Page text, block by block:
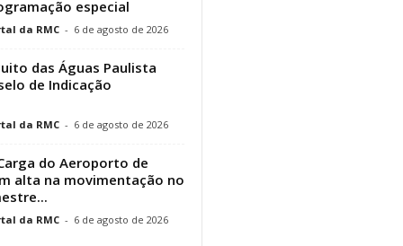
especial
da RMC - 6 de agosto de 2026
das Águas Paulista
de Indicação
da RMC - 6 de agosto de 2026
do Aeroporto de
alta na movimentação no
da RMC - 6 de agosto de 2026